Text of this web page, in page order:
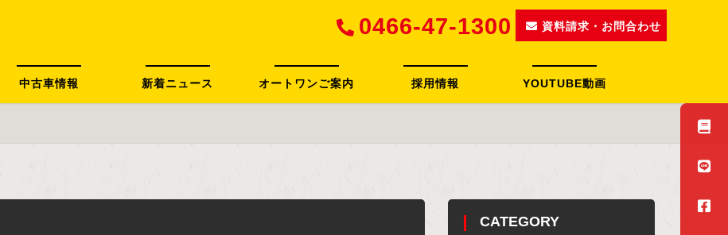
資料請求・お問合わせ
0466-47-1300
中古車情報 新着ニュース オートワンご案内 採用情報 YOUTUBE動画
CATEGORY